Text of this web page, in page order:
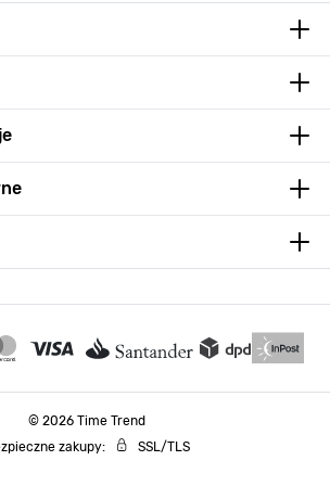
© 2026 Time Trend
zakupy:
SSL/TLS